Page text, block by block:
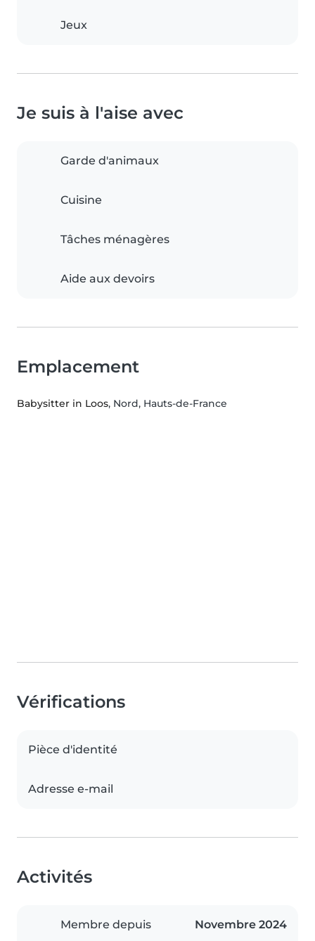
Jeux
Je suis à l'aise avec
Garde d'animaux
Cuisine
Tâches ménagères
Aide aux devoirs
Emplacement
Babysitter in Loos, Nord, Hauts-de-France
Vérifications
Pièce d'identité
Adresse e-mail
Activités
Membre depuis Novembre 2024